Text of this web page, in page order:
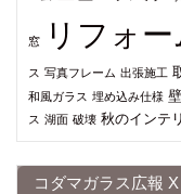
窓 リフォー
ス 写真フレーム 出張施工
和風ガラス 埋め込み仕様
ス 湖面 破壊 秋のインテ
コダマガラス広報 X